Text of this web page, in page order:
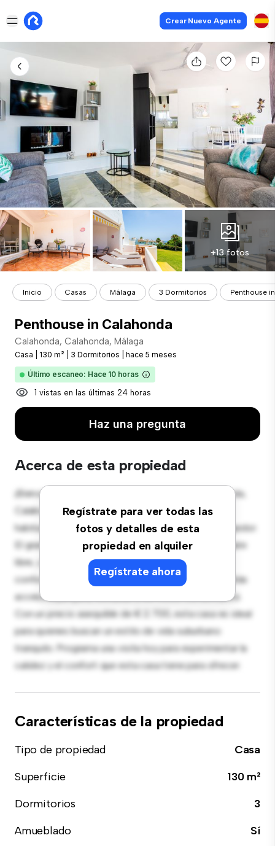
Crear Nuevo Agente
+13 fotos
Inicio Casas Málaga 3 Dormitorios Penthouse
Penthouse in Calahonda
Calahonda, Calahonda, Málaga
Casa 130 m² 3 Dormitorios hace 5 meses
Último escaneo: Hace 10 horas
1 vistas en las últimas 24 horas
Haz una pregunta
Acerca de esta propiedad
Regístrate para ver todas las
fotos y detalles de esta
propiedad en alquiler
Regístrate ahora
¡Bienvenido a tu nuevo oasis suburbano en Calahonda,
Calahonda, Málaga! Esta preciosa casa de 3
habitaciones ofrece un ambiente espacioso y acogedor.
El gran jardín trasero es perfecto para reuniones al aire
libre, y el interior acogedor proporciona un refugio
confortable. Ubicada en un vecindario familiar, tendrás
acceso a parques, escuelas y servicios comunitarios.
Con un precio asequible de € 2.700, esta casa es ideal
para quienes buscan un estilo de vida suburbano
tranquilo. Programa una visita hoy para experimentar la
calidez y el confort que esta casa tiene para ofrecer.
Características de la propiedad
Tipo de propiedad
Casa
Superficie
130 m²
Dormitorios
3
Amueblado
Sí